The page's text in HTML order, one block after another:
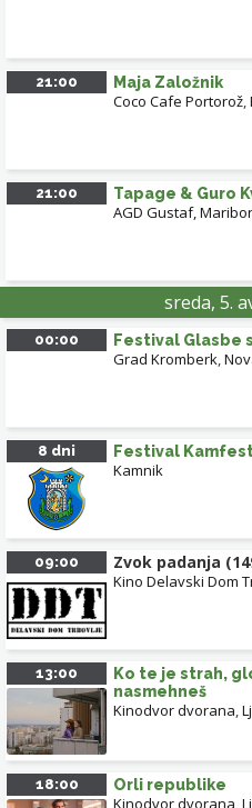
21:00 Maja Založnik
Coco Cafe Portorož,
21:00 Tapage & Guro
AGD Gustaf, Maribor
sreda, 5.
00:00 Festival Glasbe
Grad Kromberk,
8 dni Festival
Kamnik
09:00 Zvok padanja
Kino Delavski Dom
13:00
Ko te je strah,
nasmehneš
Kinodvor dvorana,
18:00 Orli republike
Kinodvor dvorana,